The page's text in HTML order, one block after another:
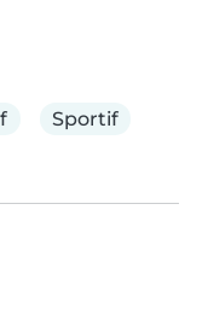
Sportif